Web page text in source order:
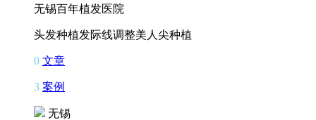
无锡百年植发医院
头发种植发际线调整美人尖种植
0 文章
3 案例
无锡